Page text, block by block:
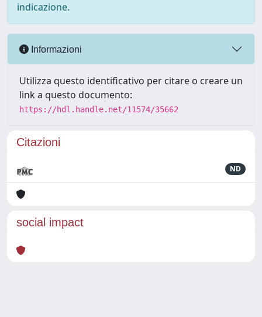
indicazione.
Informazioni
Utilizza questo identificativo per citare o creare un
link a questo documento:
https://hdl.handle.net/11574/35662
Citazioni
ND
social impact